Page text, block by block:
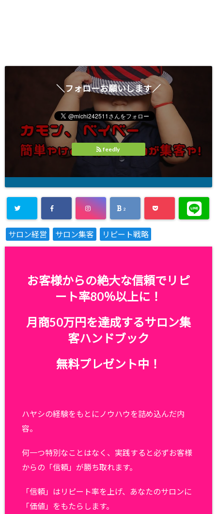
＼フォローお願いします／
feedly
2
サロン経営 サロン集客 リピート戦略
お客様からの絶大な信頼でリピ
ート率80％以上に！
月商50万円を達成するサロン集
客ハンドブック
無料プレゼント中！
ハヤシの経験をもとにノウハウを詰め込んだ内
容。
何一つ特別なことはなく、実践すると必ずお客様
からの「信頼」が勝ち取れます。
「信頼」はリピート率を上げ、あなたのサロンに
「価値」をもたらします。